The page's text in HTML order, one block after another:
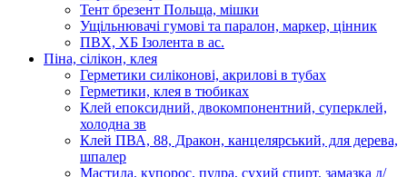
Тент брезент Польща, мішки
Ущільнювачі гумові та паралон, маркер, цінник
ПВХ, ХБ Ізолента в ас.
Піна, сілікон, клея
Герметики силіконові, акрилові в тубах
Герметики, клея в тюбиках
Клей епоксидний, двокомпонентний, суперклей,
холодна зв
Клей ПВА, 88, Дракон, канцелярський, для дерева,
шпалер
Мастила, купорос, пудра, сухий спирт, замазка д/